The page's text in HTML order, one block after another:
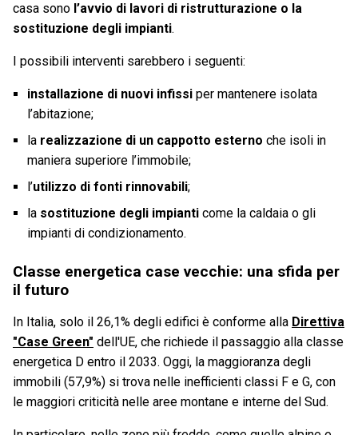
casa sono l’avvio di lavori di ristrutturazione o la
sostituzione degli impianti.
I possibili interventi sarebbero i seguenti:
installazione di nuovi infissiper mantenere isolata
l’abitazione;
la realizzazione di un cappotto esterno che isoli in
maniera superiore l’immobile;
l’utilizzo di fonti rinnovabili;
la sostituzione degli impianticome la caldaia o gli
impianti di condizionamento.
Classe energetica case vecchie: una sfida per
il futuro
In Italia, solo il 26,1% degli edifici è conforme alla Direttiva
"Case Green" dell'UE, che richiede il passaggio alla classe
energetica D entro il 2033. Oggi, la maggioranza degli
immobili (57,9%) si trova nelle inefficienti classi F e G, con
le maggiori criticità nelle aree montane e interne del Sud.